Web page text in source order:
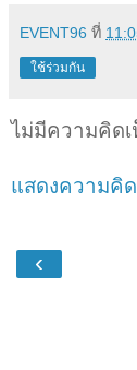
EVENT96 ที่
ใช้ร่วมกัน
ไม่มีความคิดเ
แสดงความคิ
‹